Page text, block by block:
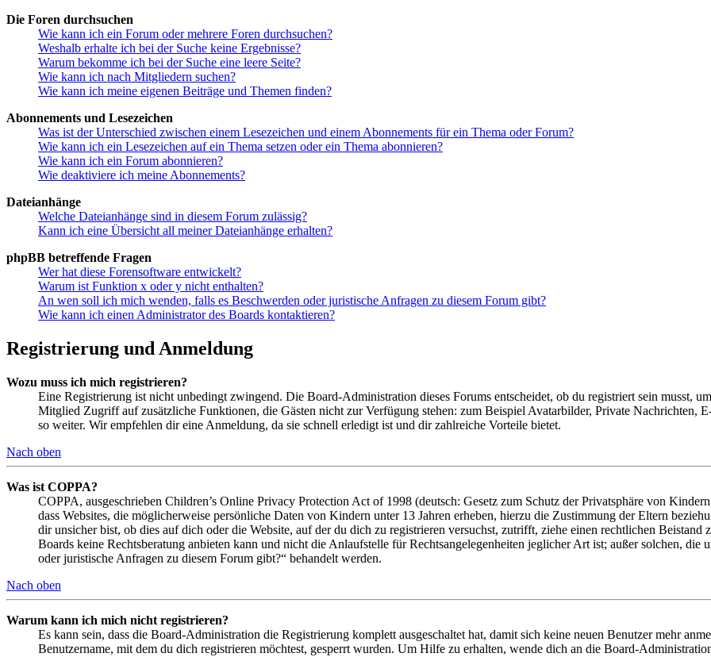
Die Foren durchsuchen
Wie kann ich ein Forum oder mehrere Foren durchsuchen?
Weshalb erhalte ich bei der Suche keine Ergebnisse?
Warum bekomme ich bei der Suche eine leere Seite?
Wie kann ich nach Mitgliedern suchen?
Wie kann ich meine eigenen Beiträge und Themen finden?
Abonnements und Lesezeichen
Was ist der Unterschied zwischen einem Lesezeichen und einem Abonnements für ein Thema oder Forum?
Wie kann ich ein Lesezeichen auf ein Thema setzen oder ein Thema abonnieren?
Wie kann ich ein Forum abonnieren?
Wie deaktiviere ich meine Abonnements?
Dateianhänge
Welche Dateianhänge sind in diesem Forum zulässig?
Kann ich eine Übersicht all meiner Dateianhänge erhalten?
phpBB betreffende Fragen
Wer hat diese Forensoftware entwickelt?
Warum ist Funktion x oder y nicht enthalten?
An wen soll ich mich wenden, falls es Beschwerden oder juristische Anfragen zu diesem Forum gibt?
Wie kann ich einen Administrator des Boards kontaktieren?
Registrierung und Anmeldung
Wozu muss ich mich registrieren?
Eine Registrierung ist nicht unbedingt zwingend. Die Board-Administration dieses Forums entscheidet, ob du registriert sein musst,
Mitglied Zugriff auf zusätzliche Funktionen, die Gästen nicht zur Verfügung stehen: zum Beispiel Avatarbilder, Private Nachrichten,
so weiter. Wir empfehlen dir eine Anmeldung, da sie schnell erledigt ist und dir zahlreiche Vorteile bietet.
Nach oben
Was ist COPPA?
COPPA, ausgeschrieben Children’s Online Privacy Protection Act of 1998 (deutsch: Gesetz zum Schutz der Privatsphäre von
dass Websites, die möglicherweise persönliche Daten von Kindern unter 13 Jahren erheben, hierzu die Zustimmung der Eltern
dir unsicher bist, ob dies auf dich oder die Website, auf der du dich zu registrieren versuchst, zutrifft, ziehe einen rechtlichen
Boards keine Rechtsberatung anbieten kann und nicht die Anlaufstelle für Rechtsangelegenheiten jeglicher Art ist; außer solchen,
oder juristische Anfragen zu diesem Forum gibt?“ behandelt werden.
Nach oben
Warum kann ich mich nicht registrieren?
Es kann sein, dass die Board-Administration die Registrierung komplett ausgeschaltet hat, damit sich keine neuen Benutzer mehr
Benutzername, mit dem du dich registrieren möchtest, gesperrt wurden. Um Hilfe zu erhalten, wende dich an die Board-